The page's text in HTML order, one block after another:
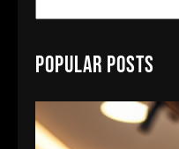
e
r
Popular Posts